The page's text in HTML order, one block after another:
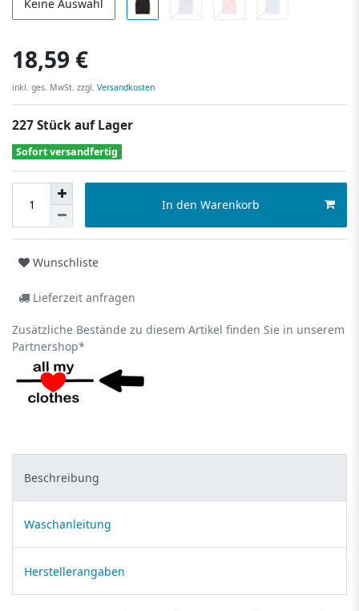
Keine Auswahl
18,59 €
inkl. ges. MwSt. zzgl. Versandkosten
227 Stück auf Lager
Sofort versandfertig
In den Warenkorb
Wunschliste
Lieferzeit anfragen
Zusätzliche Bestände zu diesem Artikel finden Sie in unserem
Partnershop*
Beschreibung
Waschanleitung
Herstellerangaben